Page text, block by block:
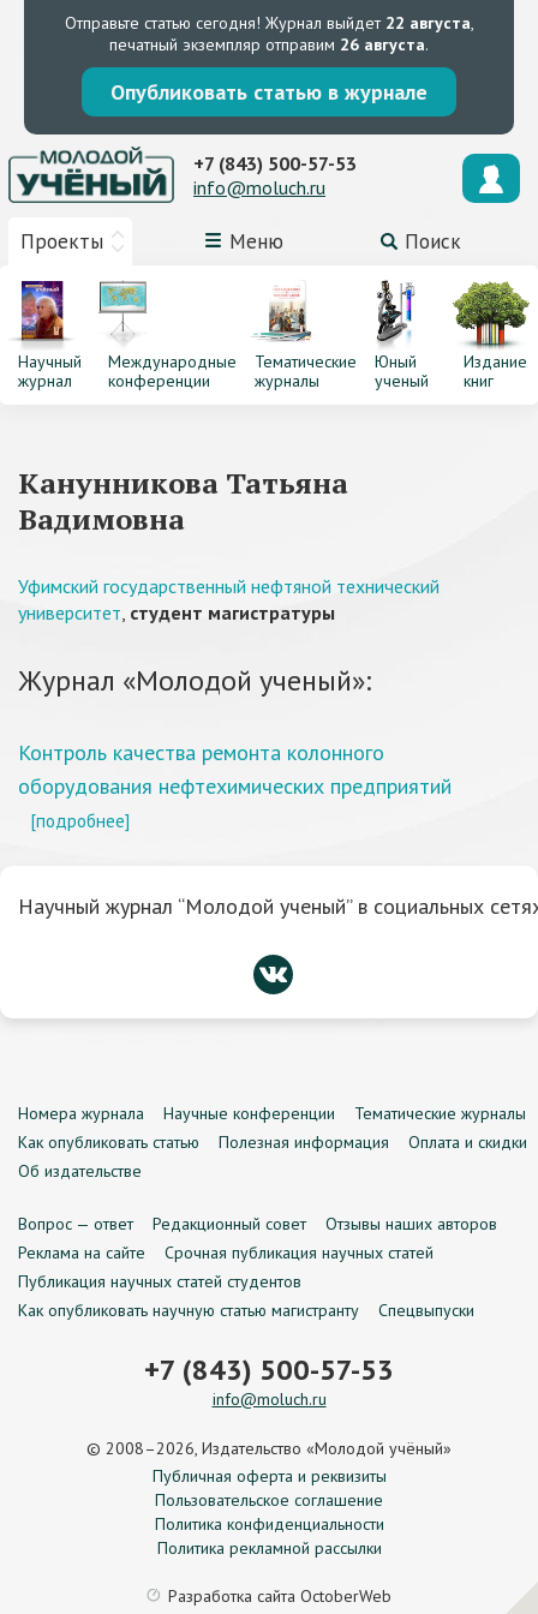
Отправьте статью сегодня! Журнал выйдет 22 августа,
печатный экземпляр отправим 26 августа.
Опубликовать статью в журнале
Проекты Меню Поиск
+7 (843) 500-57-53
info@moluch.ru
Научный
журнал
Международные
конференции
Тематические
журналы
Юный
ученый
Издание
книг
Канунникова Татьяна
Вадимовна
Уфимский государственный нефтяной технический
университет, студент магистратуры
Журнал «Молодой ученый»:
Контроль качества ремонта колонного
оборудования нефтехимических предприятий
[подробнее]
Научный журнал “Молодой ученый” в социальных
Номера журнала Научные конференции
Тематические журналы
Как опубликовать статью
Полезная информация
Оплата и скидки
Об издательстве
Вопрос — ответ Редакционный совет
Отзывы наших авторов
Реклама на сайте
Срочная публикация научных статей
Публикация научных статей студентов
Как опубликовать научную статью магистранту
Спецвыпуски
+7 (843) 500-57-53
info@moluch.ru
© 2008–2026, Издательство «Молодой учёный»
Публичная оферта и реквизиты
Пользовательское соглашение
Политика конфиденциальности
Политика рекламной рассылки
Разработка сайта OctoberWeb